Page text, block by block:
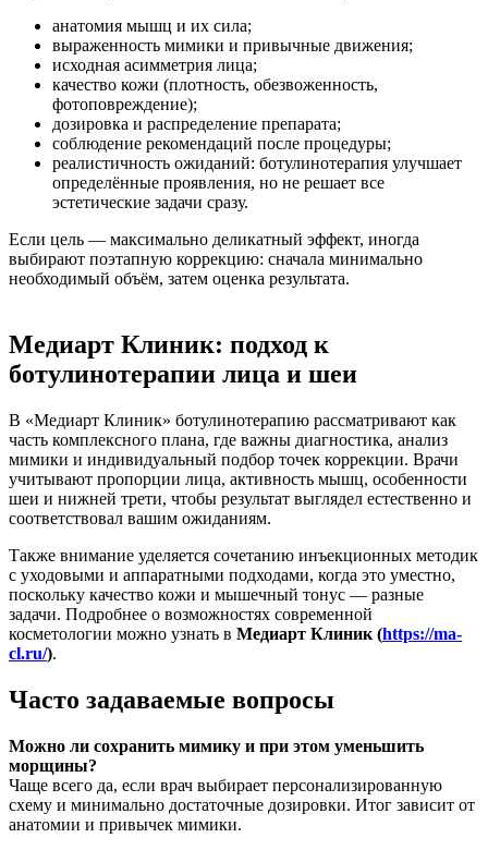
анатомия мышц и их сила;
выраженность мимики и привычные движения;
исходная асимметрия лица;
качество кожи (плотность, обезвоженность,
фотоповреждение);
дозировка и распределение препарата;
соблюдение рекомендаций после процедуры;
реалистичность ожиданий: ботулинотерапия улучшает
определённые проявления, но не решает все
эстетические задачи сразу.
Если цель — максимально деликатный эффект, иногда
выбирают поэтапную коррекцию: сначала минимально
необходимый объём, затем оценка результата.
Медиарт Клиник: подход к
ботулинотерапии лица и шеи
В «Медиарт Клиник» ботулинотерапию рассматривают как
часть комплексного плана, где важны диагностика, анализ
мимики и индивидуальный подбор точек коррекции. Врачи
учитывают пропорции лица, активность мышц, особенности
шеи и нижней трети, чтобы результат выглядел естественно и
соответствовал вашим ожиданиям.
Также внимание уделяется сочетанию инъекционных методик
с уходовыми и аппаратными подходами, когда это уместно,
поскольку качество кожи и мышечный тонус — разные
задачи. Подробнее о возможностях современной
косметологии можно узнать в Медиарт Клиник (https://ma-
cl.ru/).
Часто задаваемые вопросы
Можно ли сохранить мимику и при этом уменьшить
морщины?
Чаще всего да, если врач выбирает персонализированную
схему и минимально достаточные дозировки. Итог зависит от
анатомии и привычек мимики.